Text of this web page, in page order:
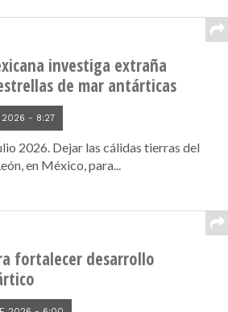
investiga extraña
de mar antárticas
2026 - 8:27
2026. Dejar las cálidas tierras del
en México, para...
fortalecer desarrollo